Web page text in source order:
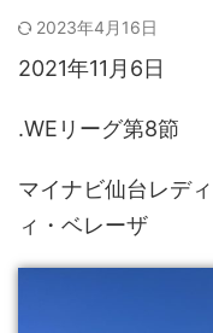
2023年4月16日
2021年11月6日
.WEリーグ第8節
マイナビ仙台レデ
ィ・ベレーザ